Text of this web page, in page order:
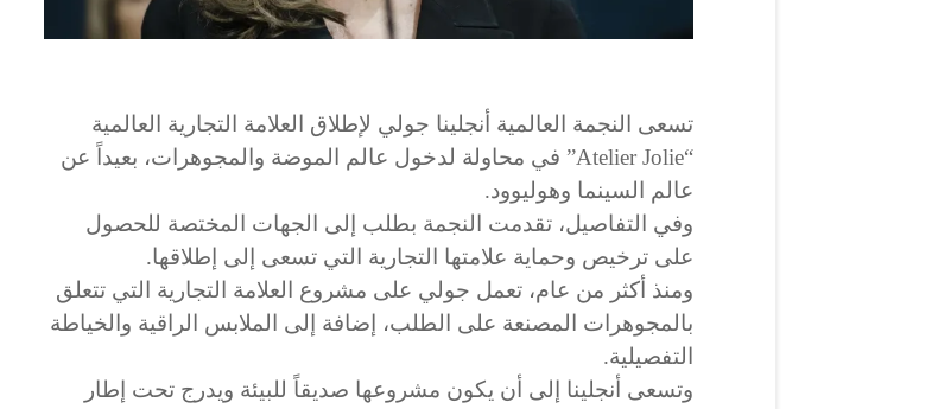
تسعى النجمة العالمية أنجلينا جولي لإطلاق العلامة التجارية العالمية
“Atelier Jolie” في محاولة لدخول عالم الموضة والمجوهرات، بعيداً عن
عالم السينما وهوليوود.
وفي التفاصيل، تقدمت النجمة بطلب إلى الجهات المختصة للحصول
على ترخيص وحماية علامتها التجارية التي تسعى إلى إطلاقها.
ومنذ أكثر من عام، تعمل جولي على مشروع العلامة التجارية التي تتعلق
بالمجوهرات المصنعة على الطلب، إضافة إلى الملابس الراقية والخياطة
التفصيلية.
وتسعى أنجلينا إلى أن يكون مشروعها صديقاً للبيئة ويدرج تحت إطار